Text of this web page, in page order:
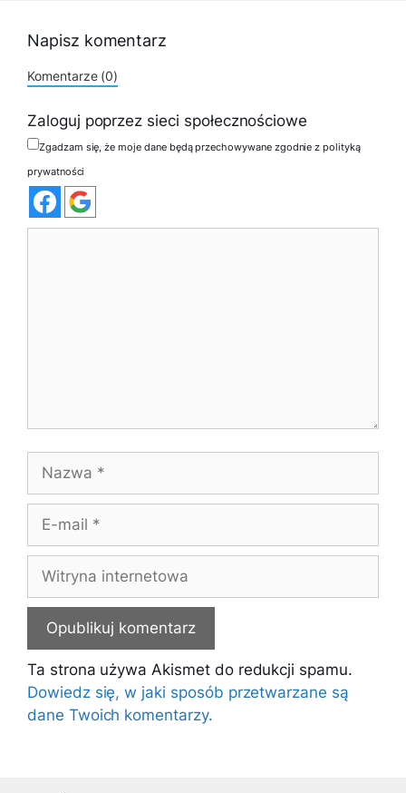
Napisz komentarz
Komentarze (0)
Zaloguj poprzez sieci społecznościowe
Zgadzam się, że moje dane będą przechowywane zgodnie z polityką
prywatności
Nazwa
Witryna
internetowa
Ta strona używa Akismet do redukcji spamu.
Dowiedz się, w jaki sposób przetwarzane są
dane Twoich komentarzy.